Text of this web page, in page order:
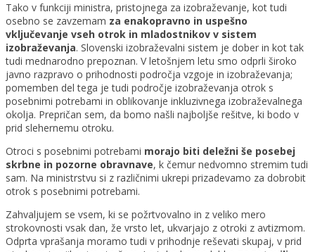
Tako v funkciji ministra, pristojnega za izobraževanje, kot tudi
osebno se zavzemam za enakopravno in uspešno
vključevanje vseh otrok in mladostnikov v sistem
izobraževanja. Slovenski izobraževalni sistem je dober in kot tak
tudi mednarodno prepoznan. V letošnjem letu smo odprli široko
javno razpravo o prihodnosti področja vzgoje in izobraževanja;
pomemben del tega je tudi področje izobraževanja otrok s
posebnimi potrebami in oblikovanje inkluzivnega izobraževalnega
okolja. Prepričan sem, da bomo našli najboljše rešitve, ki bodo v
prid slehernemu otroku.
Otroci s posebnimi potrebami morajo biti deležni še posebej
skrbne in pozorne obravnave, k čemur nedvomno stremim tudi
sam. Na ministrstvu si z različnimi ukrepi prizadevamo za dobrobit
otrok s posebnimi potrebami.
Zahvaljujem se vsem, ki se požrtvovalno in z veliko mero
strokovnosti vsak dan, že vrsto let, ukvarjajo z otroki z avtizmom.
Odprta vprašanja moramo tudi v prihodnje reševati skupaj, v prid